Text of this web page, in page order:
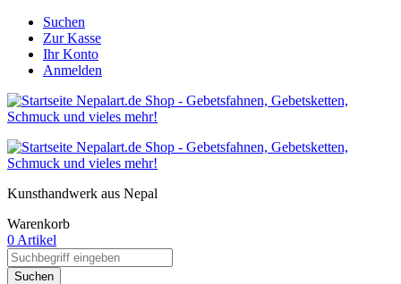
Suchen
Zur Kasse
Ihr Konto
Anmelden
Kunsthandwerk aus Nepal
Warenkorb
0 Artikel
Suchen